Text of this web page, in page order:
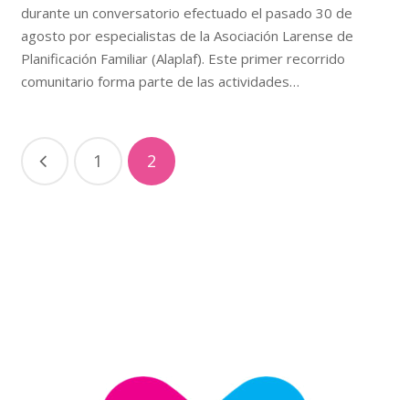
durante un conversatorio efectuado el pasado 30 de
agosto por especialistas de la Asociación Larense de
Planificación Familiar (Alaplaf). Este primer recorrido
comunitario forma parte de las actividades…
1 2